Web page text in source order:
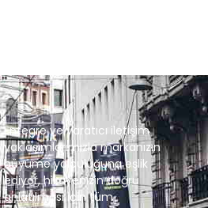
Entegre ve yaratıcı iletişim
yaklaşımlarımızla markanızın
büyüme yolculuğuna eşlik
ediyor, hikayenizin doğru
anlatılması için tüm